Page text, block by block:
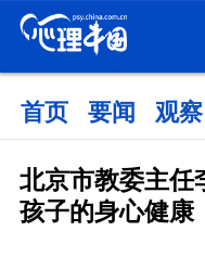
首页 要闻 观察
北京市教委主任
孩子的身心健康